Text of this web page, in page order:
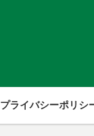
プライバシーポリシ